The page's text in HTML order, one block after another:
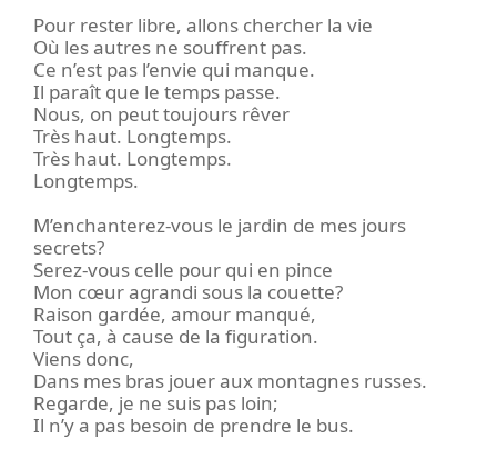
Pour rester libre, allons chercher la vie
Où les autres ne souffrent pas.
Ce n’est pas l’envie qui manque.
Il paraît que le temps passe.
Nous, on peut toujours rêver
Très haut. Longtemps.
Très haut. Longtemps.
Longtemps.
M’enchanterez-vous le jardin de mes jours
secrets?
Serez-vous celle pour qui en pince
Mon cœur agrandi sous la couette?
Raison gardée, amour manqué,
Tout ça, à cause de la figuration.
Viens donc,
Dans mes bras jouer aux montagnes russes.
Regarde, je ne suis pas loin;
Il n’y a pas besoin de prendre le bus.